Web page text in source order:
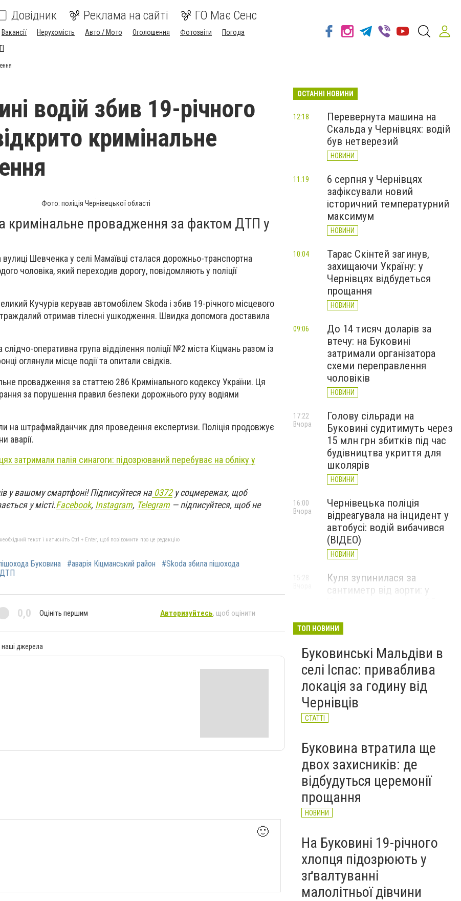
Довідник Реклама на сайті ГО Має Сенс
Вакансії Нерухомість Авто / Мото Оголошення Фотозвіти
Погода
водій збив 19-річного
кримінальне
Фото: поліція Чернівецької області
кримінальне провадження за фактом ДТП у
Шевченка у селі Мамаївці сталася дорожньо-транспортна
чоловіка, який переходив дорогу, повідомляють у поліції
Кучурів керував автомобілем Skoda і збив 19-річного місцевого
отримав тілесні ушкодження. Швидка допомога доставила
слідчо-оперативна група відділення поліції №2 міста Кіцмань разом із
оглянули місце події та опитали свідків.
провадження за статтею 286 Кримінального кодексу України. Ця
за порушення правил безпеки дорожнього руху водіями
на штрафмайданчик для проведення експертизи. Поліція продовжує
аварії.
затримали палія синагоги: підозрюваний перебуває на обліку у
у вашому смартфоні! Підписуйтеся на0372у соцмережах, щоб
у місті.Facebook, Instagram, Telegram — підписуйтеся, щоб не
текст і натисніть Ctrl + Enter, щоб повідомити про це редакцію
Буковина #аварія Кіцманський район
#Skoda збила пішохода
ДТП
0,0 Оцініть першим Авторизуйтесь, щоб оцінити
наші джерела
🙂
ОСТАННІ НОВИНИ
Перевернута машина на
Скальда у Чернівцях: водій
був нетверезий
НОВИНИ
12:18
6 серпня у Чернівцях
зафіксували новий
історичний температурний
максимум
НОВИНИ
11:19
Тарас Скінтей загинув,
захищаючи Україну: у
Чернівцях відбудеться
прощання
НОВИНИ
10:04
До 14 тисяч доларів за
втечу: на Буковині
затримали організатора
схеми переправлення
чоловіків
НОВИНИ
09:06
Голову сільради на
Буковині судитимуть через
15 млн грн збитків під час
будівництва укриття для
школярів
НОВИНИ
17:22
Вчора
Чернівецька поліція
відреагувала на інцидент у
автобусі: водій вибачився
(ВІДЕО)
НОВИНИ
16:00
Вчора
Куля зупинилася за
сантиметр від аорти: у
НОВИНИ
15:28
У Чернівцях звільнили
водія автобуса, який
висловлювався про
військових та влаштував
конфлікт із пасажирами
14:05
Вчора
ТОП НОВИНИ
Буковинські Мальдіви в
селі Іспас: приваблива
локація за годину від
Чернівців
СТАТТІ
Буковина втратила ще
двох захисників: де
відбудуться церемонії
прощання
НОВИНИ
На Буковині 19-річного
хлопця підозрюють у
зґвалтуванні
малолітньої дівчини